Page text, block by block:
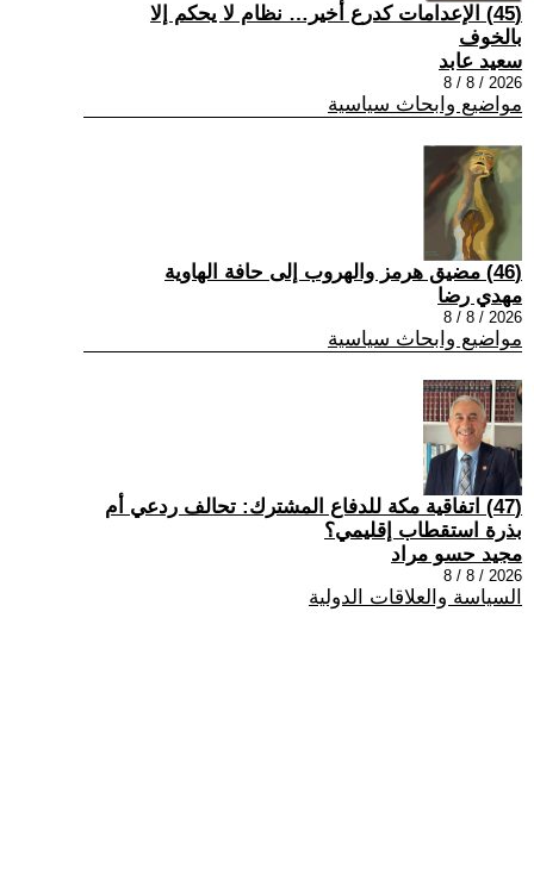
(45) الإعدامات كدرع أخير… نظام لا يحكم إلا
بالخوف
سعيد عابد
2026 / 8 / 8
مواضيع وابحاث سياسية
(46) مضيق هرمز والهروب إلى حافة الهاوية
مهدي رضا
2026 / 8 / 8
مواضيع وابحاث سياسية
(47) اتفاقية مكة للدفاع المشترك: تحالف ردعي أم
بذرة استقطاب إقليمي؟
مجيد حسو مراد
2026 / 8 / 8
السياسة والعلاقات الدولية